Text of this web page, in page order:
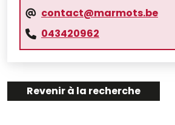
contact@marmots.be
043420962
Revenir à la recherche